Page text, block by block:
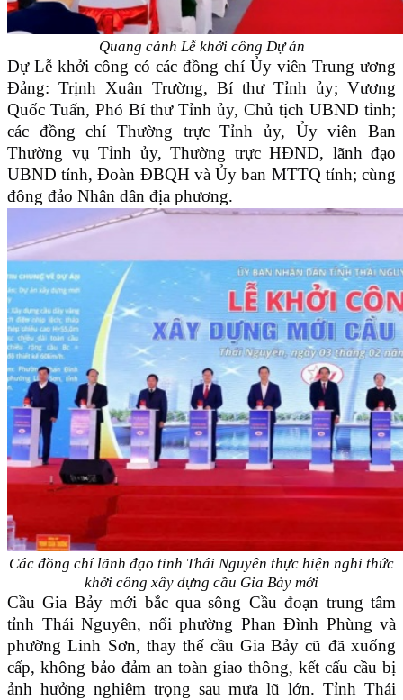
Quang cảnh Lễ khởi công Dự án
Dự Lễ khởi công có các đồng chí Ủy viên Trung ương
Đảng: Trịnh Xuân Trường, Bí thư Tỉnh ủy; Vương
Quốc Tuấn, Phó Bí thư Tỉnh ủy, Chủ tịch UBND tỉnh;
các đồng chí Thường trực Tỉnh ủy, Ủy viên Ban
Thường vụ Tỉnh ủy, Thường trực HĐND, lãnh đạo
UBND tỉnh, Đoàn ĐBQH và Ủy ban MTTQ tỉnh; cùng
đông đảo Nhân dân địa phương.
Các đồng chí lãnh đạo tỉnh Thái Nguyên thực hiện nghi thức
khởi công xây dựng cầu Gia Bảy mới
Cầu Gia Bảy mới bắc qua sông Cầu đoạn trung tâm
tỉnh Thái Nguyên, nối phường Phan Đình Phùng và
phường Linh Sơn, thay thế cầu Gia Bảy cũ đã xuống
cấp, không bảo đảm an toàn giao thông, kết cấu cầu bị
ảnh hưởng nghiêm trọng sau mưa lũ lớn. Tỉnh Thái